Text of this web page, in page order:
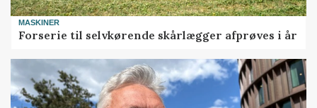
MASKINER
Forserie til selvkørende skårlægger afprøves i år